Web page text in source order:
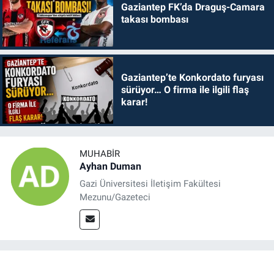
Gaziantep FK’da Draguş-Camara
takası bombası
Gaziantep’te Konkordato furyası
sürüyor… O firma ile ilgili flaş
karar!
MUHABIR
Ayhan Duman
Gazi Üniversitesi İletişim Fakültesi
Mezunu/Gazeteci